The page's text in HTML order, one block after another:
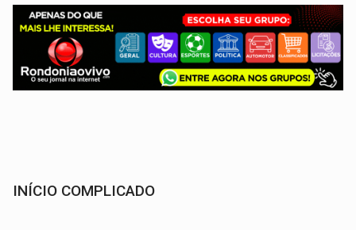
INÍCIO COMPLICADO